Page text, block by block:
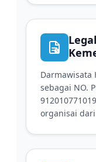
sebagai NO.
organisai dari